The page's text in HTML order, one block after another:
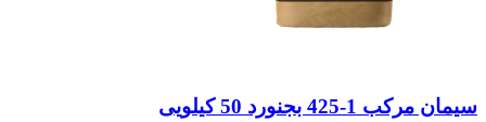
سیمان مرکب 1-425 بجنورد 50 کیلویی